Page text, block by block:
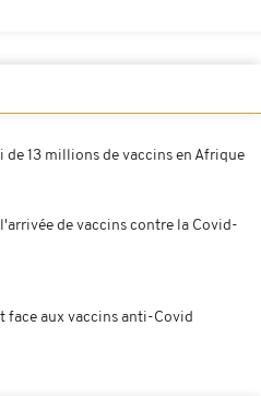
13 millions de vaccins en Afrique
de vaccins contre la Covid-
face aux vaccins anti-Covid